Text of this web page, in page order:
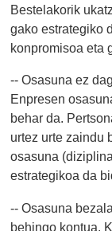
Bestelakorik
gako estrategiko
konpromisoa eta
-- Osasuna ez
Enpresen
behar da.
urtez urte zaindu
osasuna
estrategikoa da
-- Osasuna
behingo kontua.